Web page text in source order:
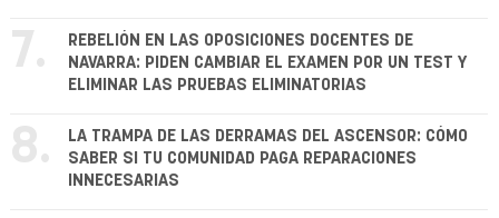
7.
REBELIÓN EN LAS OPOSICIONES DOCENTES DE
NAVARRA: PIDEN CAMBIAR EL EXAMEN POR UN TEST Y
ELIMINAR LAS PRUEBAS ELIMINATORIAS
8.
LA TRAMPA DE LAS DERRAMAS DEL ASCENSOR: CÓMO
SABER SI TU COMUNIDAD PAGA REPARACIONES
INNECESARIAS